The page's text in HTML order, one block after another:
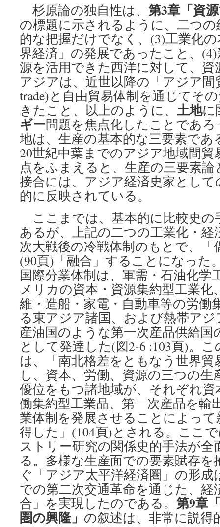
杉原論の独自性は、 第3章「資
の標題に示されるように、二つ
的な把握だけでなく、(3)工業化
界経済」の発展であったこと、
源を活用できた西洋に対して、資
アジアは、近世以降の「アジア間
trade)と自由貿易体制を通じてそ
きたこと、以上のように、 土地に
ギー問題を焦点化したことであ
地は、生産の基本的な三要素であ
20世紀中葉までのアジア地域間
点をふまえると、生産の三要素
接合には、アジア経済史家とし
的に反映されている。
ここまでは、基本的に比較史の
あるが、上記の二つの工業化・経
次大戦後の冷戦体制のもとで、「
(90頁)「融合」することになった
国際分業体制は、軍需・石油化学
メリカの資本・資源集約型工業化
維・造船・家電・自動車等の労働
る東アジア諸国、および熱帯ア
産油国のような第一次産品供給国
として発達した(図2-6 :103頁)。
は、「南北格差をともなう世界貿
し、資本、労働、資源の三つの
優位をもつ諸地域が、それぞれ資
働集約型工業品、第一次産品を輸
業体制を発展させることによっ
得した」(104頁)とされる。ここ
ストリー研究の関係史的手法が
る。多様な生産面での要素賦存を
ぐ「アジア太平洋経済圏」の形
での第二次交通革命を通じた、経
合」を実現したのである。 第9章
圏の興隆」 の叙述は、非常に説